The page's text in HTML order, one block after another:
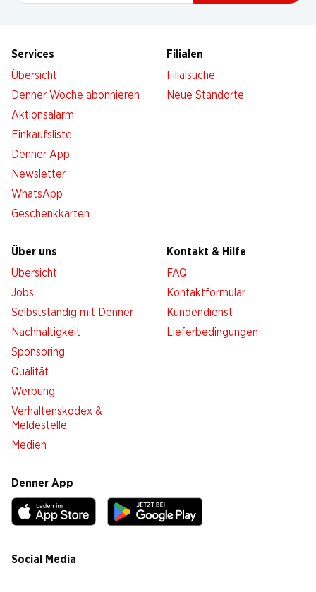
Services
Übersicht
Denner Woche abonnieren
Aktionsalarm
Einkaufsliste
Denner App
Newsletter
WhatsApp
Geschenkkarten
Filialen
Filialsuche
Neue Standorte
Über uns
Übersicht
Jobs
Selbstständig mit Denner
Nachhaltigkeit
Sponsoring
Qualität
Werbung
Verhaltenskodex &
Meldestelle
Medien
Kontakt & Hilfe
FAQ
Kontaktformular
Kundendienst
Lieferbedingungen
Denner App
Social Media